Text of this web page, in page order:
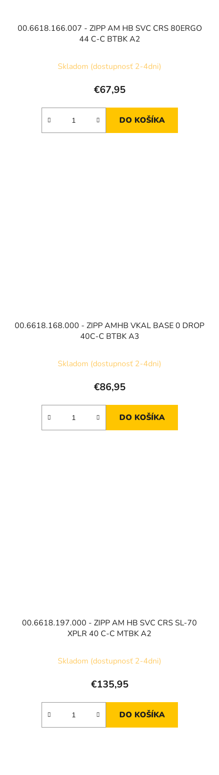
00.6618.166.007 - ZIPP AM HB SVC CRS 80ERGO
44 C-C BTBK A2
Skladom (dostupnosť 2-4dni)
€67,95
DO KOŠÍKA
00.6618.168.000 - ZIPP AMHB VKAL BASE 0 DROP
40C-C BTBK A3
Skladom (dostupnosť 2-4dni)
€86,95
DO KOŠÍKA
00.6618.197.000 - ZIPP AM HB SVC CRS SL-70
XPLR 40 C-C MTBK A2
Skladom (dostupnosť 2-4dni)
€135,95
DO KOŠÍKA